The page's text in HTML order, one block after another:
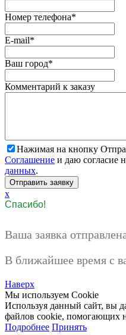
Номер телефона*
E-mail*
Ваш город*
Комментарий к заказу
Нажимая на кнопку
Соглашение и даю согласие
данных.
x
Спасибо!
Ваша заявка
В ближайшее время с
Наверх
Мы используем Cookie
Используя данный сайт, вы
файлов cookie, помогающих
Подробнее Принять